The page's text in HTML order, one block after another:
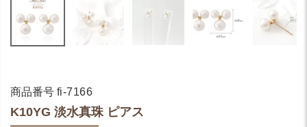
商品番号 fi-7166
K10YG 淡水真珠 ピアス